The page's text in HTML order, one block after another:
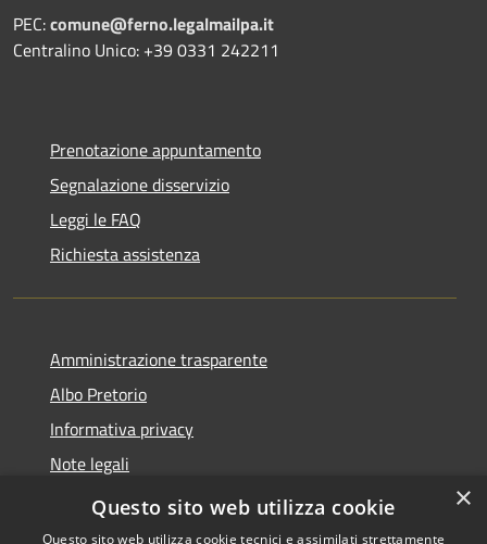
PEC:comune@ferno.legalmailpa.it
Centralino Unico: +39 0331 242211
Prenotazione appuntamento
Segnalazione disservizio
Leggi le FAQ
Richiesta assistenza
Amministrazione trasparente
Albo Pretorio
Informativa privacy
Note legali
Dichiarazione di accessibilità
×
Questo sito web utilizza cookie
Questo sito web utilizza cookie tecnici e assimilati strettamente